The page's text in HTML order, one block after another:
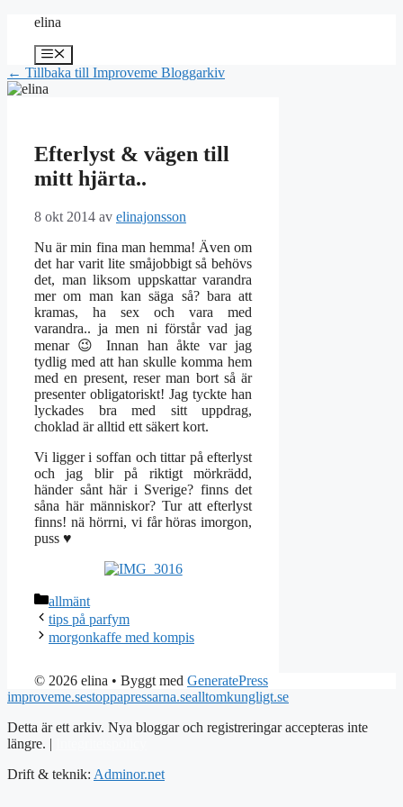
Hoppa
innehåll
elina
Meny
← Tillbaka till Improveme Bloggarkiv
Efterlyst & vägen till
mitt hjärta..
8 okt 2014 av elinajonsson
Nu är min fina man hemma! Även om
det har varit lite småjobbigt så behövs
det, man liksom uppskattar varandra
mer om man kan säga så? bara att
kramas, ha sex och vara med
varandra.. ja men ni förstår vad jag
menar 😉 Innan han åkte var jag
tydlig med att han skulle komma hem
med en present, reser man bort så är
presenter obligatoriskt! Jag tyckte han
lyckades bra med sitt uppdrag,
choklad är alltid ett säkert kort.
Vi ligger i soffan och tittar på efterlyst
och jag blir på riktigt mörkrädd,
händer sånt här i Sverige? finns det
såna här människor? Tur att efterlyst
finns! nä hörrni, vi får höras imorgon,
puss ♥
Kategorier
allmänt
tips på parfym
morgonkaffe med kompis
© 2026 elina • Byggt med GeneratePress
improveme.sestoppapressarna.sealltomkungligt.se
Detta är ett arkiv. Nya bloggar och registreringar accepteras inte
längre. |
Drift & teknik: Adminor.net